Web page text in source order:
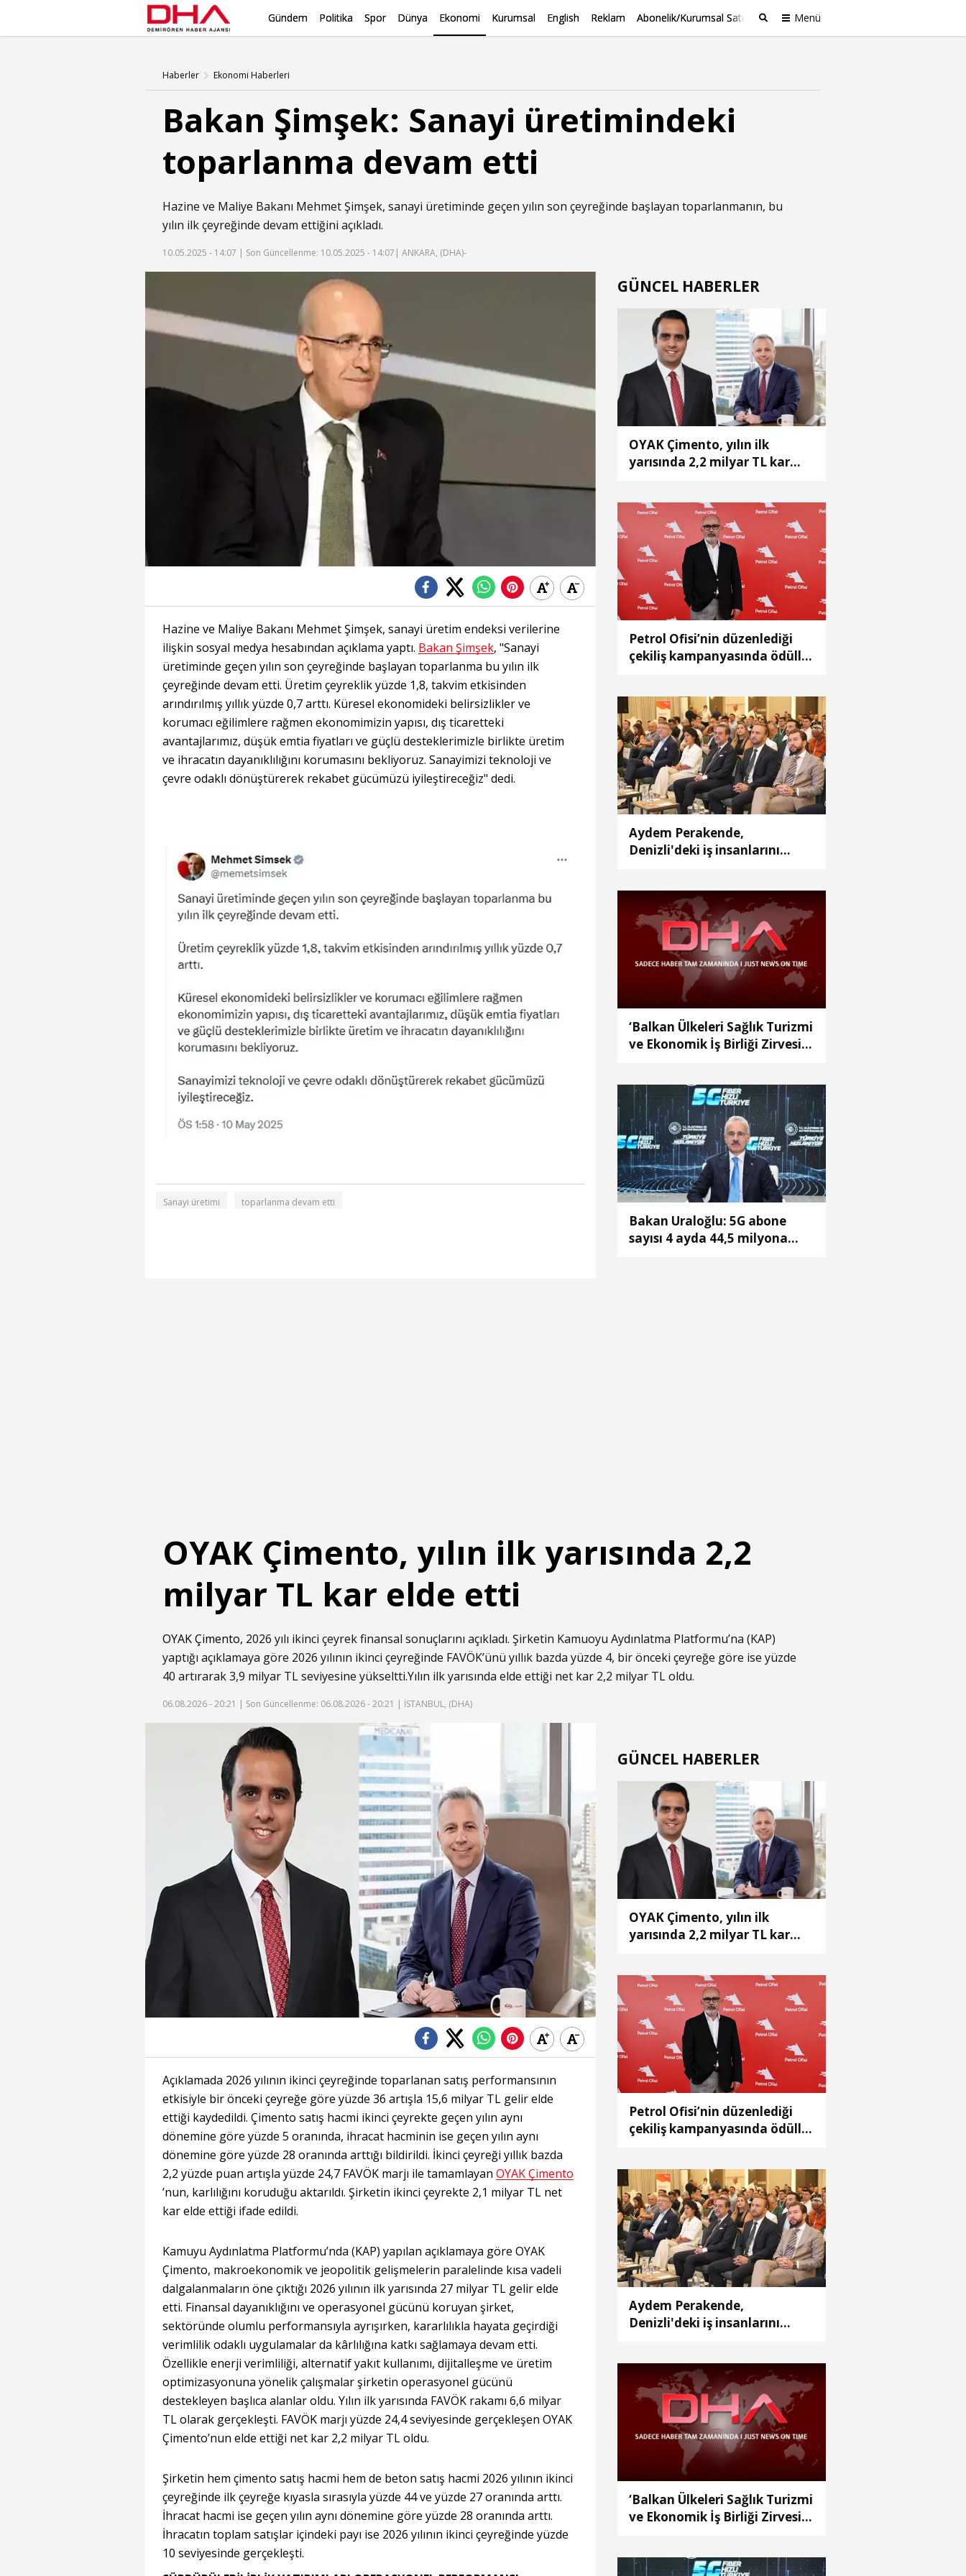
Gündem Politika Spor Dünya Ekonomi Kurumsal English Reklam Abonelik/Kurumsal Satış Menü
Haberler Ekonomi Haberleri
Bakan Şimşek: Sanayi üretimindeki
toparlanma devam etti
Hazine ve Maliye Bakanı Mehmet Şimşek, sanayi üretiminde geçen yılın son çeyreğinde başlayan toparlanmanın, bu
yılın ilk çeyreğinde devam ettiğini açıkladı.
10.05.2025 - 14:07 | Son Güncellenme: 10.05.2025 - 14:07 | ANKARA, (DHA)-
Hazine ve Maliye Bakanı Mehmet Şimşek, sanayi üretim endeksi verilerine
ilişkin sosyal medya hesabından açıklama yaptı. Bakan Şimşek, "Sanayi
üretiminde geçen yılın son çeyreğinde başlayan toparlanma bu yılın ilk
çeyreğinde devam etti. Üretim çeyreklik yüzde 1,8, takvim etkisinden
arındırılmış yıllık yüzde 0,7 arttı. Küresel ekonomideki belirsizlikler ve
korumacı eğilimlere rağmen ekonomimizin yapısı, dış ticaretteki
avantajlarımız, düşük emtia fiyatları ve güçlü desteklerimizle birlikte üretim
ve ihracatın dayanıklılığını korumasını bekliyoruz. Sanayimizi teknoloji ve
çevre odaklı dönüştürerek rekabet gücümüzü iyileştireceğiz" dedi.
Sanayi üretimi toparlanma devam etti
GÜNCEL HABERLER
OYAK Çimento, yılın ilk
yarısında 2,2 milyar TL kar
Petrol Ofisi’nin düzenlediği
çekiliş kampanyasında ödüller
Aydem Perakende,
Denizli'deki iş insanlarını
‘Balkan Ülkeleri Sağlık Turizmi
ve Ekonomik İş Birliği Zirvesi’
Bakan Uraloğlu: 5G abone
sayısı 4 ayda 44,5 milyona
OYAK Çimento, yılın ilk yarısında 2,2
milyar TL kar elde etti
OYAK Çimento, 2026 yılı ikinci çeyrek finansal sonuçlarını açıkladı. Şirketin Kamuoyu Aydınlatma Platformu’na (KAP)
yaptığı açıklamaya göre 2026 yılının ikinci çeyreğinde FAVÖK’ünü yıllık bazda yüzde 4, bir önceki çeyreğe göre ise yüzde
40 artırarak 3,9 milyar TL seviyesine yükseltti.Yılın ilk yarısında elde ettiği net kar 2,2 milyar TL oldu.
06.08.2026 - 20:21 | Son Güncellenme: 06.08.2026 - 20:21 | İSTANBUL, (DHA)
Açıklamada 2026 yılının ikinci çeyreğinde toparlanan satış performansının
etkisiyle bir önceki çeyreğe göre yüzde 36 artışla 15,6 milyar TL gelir elde
ettiği kaydedildi. Çimento satış hacmi ikinci çeyrekte geçen yılın aynı
dönemine göre yüzde 5 oranında, ihracat hacminin ise geçen yılın aynı
dönemine göre yüzde 28 oranında arttığı bildirildi. İkinci çeyreği yıllık bazda
2,2 yüzde puan artışla yüzde 24,7 FAVÖK marjı ile tamamlayan OYAK Çimento
’nun, karlılığını koruduğu aktarıldı. Şirketin ikinci çeyrekte 2,1 milyar TL net
kar elde ettiği ifade edildi.
Kamuyu Aydınlatma Platformu’nda (KAP) yapılan açıklamaya göre OYAK
Çimento, makroekonomik ve jeopolitik gelişmelerin paralelinde kısa vadeli
dalgalanmaların öne çıktığı 2026 yılının ilk yarısında 27 milyar TL gelir elde
etti. Finansal dayanıklığını ve operasyonel gücünü koruyan şirket,
sektöründe olumlu performansıyla ayrışırken, kararlılıkla hayata geçirdiği
verimlilik odaklı uygulamalar da kârlılığına katkı sağlamaya devam etti.
Özellikle enerji verimliliği, alternatif yakıt kullanımı, dijitalleşme ve üretim
optimizasyonuna yönelik çalışmalar şirketin operasyonel gücünü
destekleyen başlıca alanlar oldu. Yılın ilk yarısında FAVÖK rakamı 6,6 milyar
TL olarak gerçekleşti. FAVÖK marjı yüzde 24,4 seviyesinde gerçekleşen OYAK
Çimento’nun elde ettiği net kar 2,2 milyar TL oldu.
Şirketin hem çimento satış hacmi hem de beton satış hacmi 2026 yılının ikinci
çeyreğinde ilk çeyreğe kıyasla sırasıyla yüzde 44 ve yüzde 27 oranında arttı.
İhracat hacmi ise geçen yılın aynı dönemine göre yüzde 28 oranında arttı.
İhracatın toplam satışlar içindeki payı ise 2026 yılının ikinci çeyreğinde yüzde
10 seviyesinde gerçekleşti.
GÜNCEL HABERLER
OYAK Çimento, yılın ilk
yarısında 2,2 milyar TL kar
Petrol Ofisi’nin düzenlediği
çekiliş kampanyasında ödüller
Aydem Perakende,
Denizli'deki iş insanlarını
‘Balkan Ülkeleri Sağlık Turizmi
ve Ekonomik İş Birliği Zirvesi’